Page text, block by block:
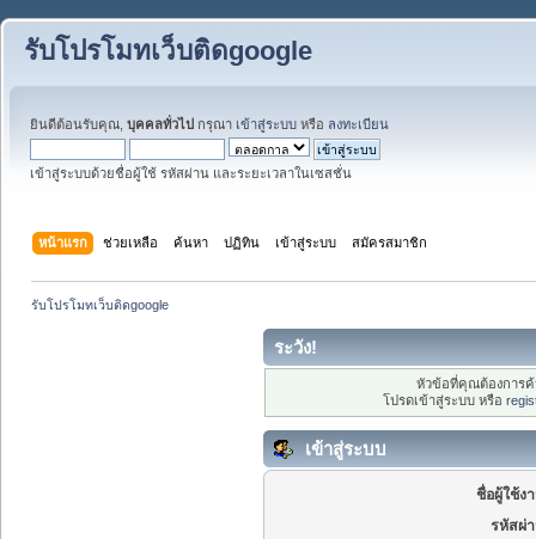
รับโปรโมทเว็บติดgoogle
ยินดีต้อนรับคุณ, บุคคลทั่วไป กรุณา เข้าสู่ระบบ หรือ ลงทะเบียน
เข้าสู่ระบบด้วยชื่อผู้ใช้ รหัสผ่าน และระยะเวลาในเซสชั่น
หน้าแรก ช่วยเหลือ ค้นหา ปฏิทิน เข้าสู่ระบบ สมัครสมาชิก
รับโปรโมทเว็บติดgoogle
ระวัง!
หัวข้อที่คุณต้องการ
โปรดเข้าสู่ระบบ หรือ
เข้าสู่ระบบ
ชื่อผู้ใช้ง
รหัสผ่